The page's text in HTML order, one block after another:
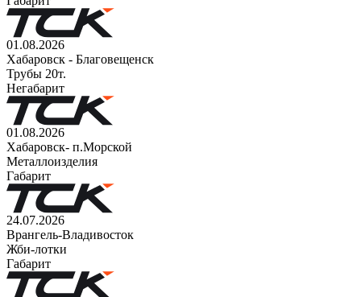
01.08.2026
Хабаровск - Благовещенск
Трубы 20т.
Негабарит
01.08.2026
Хабаровск- п.Морской
Металлоизделия
Габарит
24.07.2026
Врангель-Владивосток
Жби-лотки
Габарит